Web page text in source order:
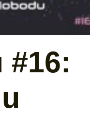
#16: